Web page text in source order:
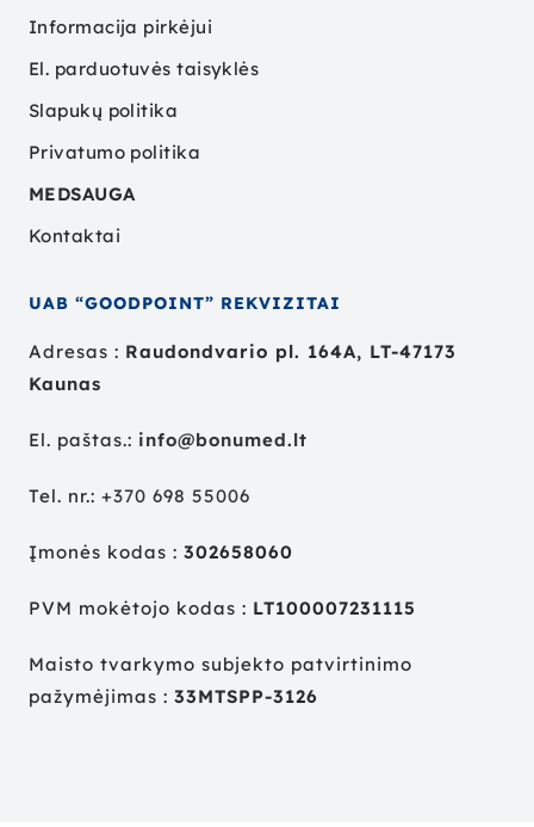
Informacija pirkėjui
El. parduotuvės taisyklės
Slapukų politika
Privatumo politika
MEDSAUGA
Kontaktai
UAB “GOODPOINT” REKVIZITAI
Adresas : Raudondvario pl. 164A, LT-47173
Kaunas
El. paštas.: info@bonumed.lt
Tel. nr.: +370 698 55006
Įmonės kodas : 302658060
PVM mokėtojo kodas : LT100007231115
Maisto tvarkymo subjekto patvirtinimo
pažymėjimas : 33MTSPP-3126